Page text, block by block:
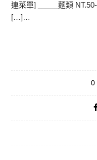
連菜單] _____麵類
[…]…
0